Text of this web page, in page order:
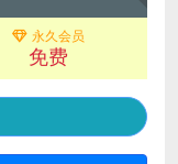
永久会员
免费